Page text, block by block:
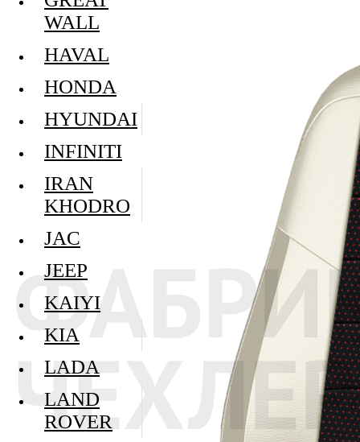
WALL
HAVAL
HONDA
HYUNDAI
INFINITI
IRAN
KHODRO
JAC
JEEP
KAIYI
KIA
LADA
LAND
ROVER